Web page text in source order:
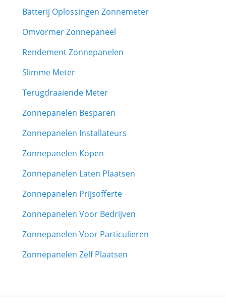
Batterij Oplossingen Zonnemeter
Omvormer Zonnepaneel
Rendement Zonnepanelen
Slimme Meter
Terugdraaiende Meter
Zonnepanelen Besparen
Zonnepanelen Installateurs
Zonnepanelen Kopen
Zonnepanelen Laten Plaatsen
Zonnepanelen Prijsofferte
Zonnepanelen Voor Bedrijven
Zonnepanelen Voor Particulieren
Zonnepanelen Zelf Plaatsen